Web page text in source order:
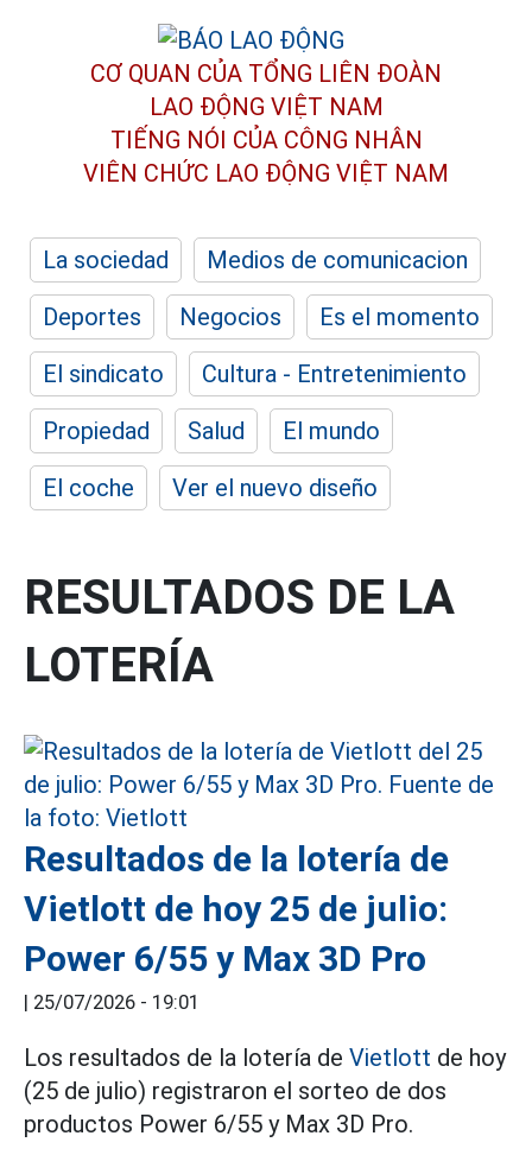
CƠ QUAN CỦA TỔNG LIÊN ĐOÀN
LAO ĐỘNG VIỆT NAM
TIẾNG NÓI CỦA CÔNG NHÂN
VIÊN CHỨC LAO ĐỘNG VIỆT NAM
La sociedad
Medios de comunicacion
Deportes
Negocios
Es el momento
El sindicato
Cultura - Entretenimiento
Propiedad
Salud
El mundo
El coche
Ver el nuevo diseño
RESULTADOS DE LA
LOTERÍA
Resultados de la lotería de
Vietlott de hoy 25 de julio:
Power 6/55 y Max 3D Pro
| 25/07/2026 - 19:01
Los resultados de la lotería de Vietlott de hoy
(25 de julio) registraron el sorteo de dos
productos Power 6/55 y Max 3D Pro.